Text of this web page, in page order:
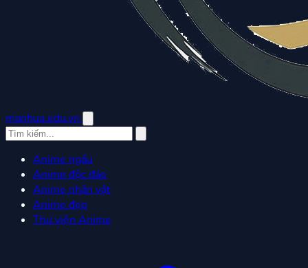
manhua.edu.vn
Anime ngầu
Anime độc đáo
Anime nhân vật
Anime đẹp
Thư viện Anime